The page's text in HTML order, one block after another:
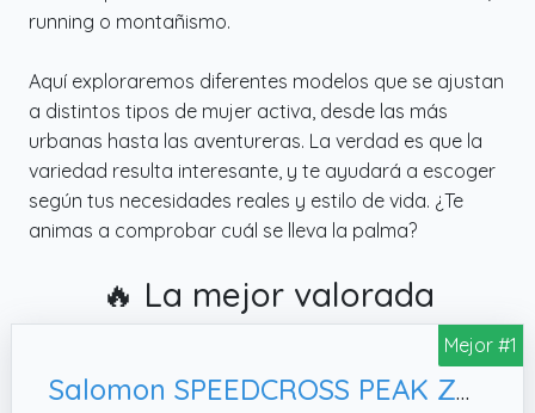
running o montañismo.
Aquí exploraremos diferentes modelos que se ajustan
a distintos tipos de mujer activa, desde las más
urbanas hasta las aventureras. La verdad es que la
variedad resulta interesante, y te ayudará a escoger
según tus necesidades reales y estilo de vida. ¿Te
animas a comprobar cuál se lleva la palma?
🔥 La mejor valorada
Mejor #1
Salomon SPEEDCROSS PEAK Zapatillas de senderismo, Mujer